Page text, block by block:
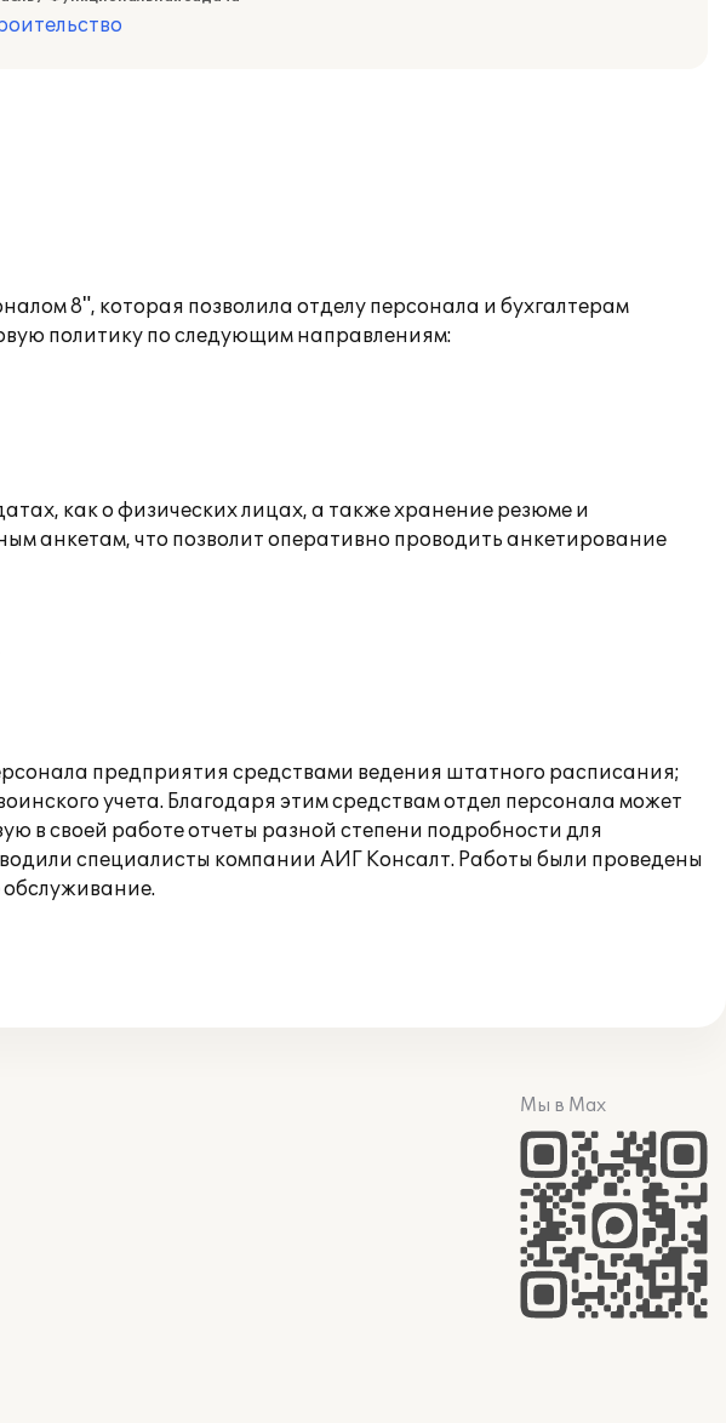
8", которая позволила отделу персонала и бухгалтерам
политику по следующим направлениям:
как о физических лицах, а также хранение резюме и
анкетам, что позволит оперативно проводить анкетирование
предприятия средствами ведения штатного расписания;
учета. Благодаря этим средствам отдел персонала может
в своей работе отчеты разной степени подробности для
специалисты компании АИГ Консалт. Работы были проведены
обслуживание.
Мы в Max